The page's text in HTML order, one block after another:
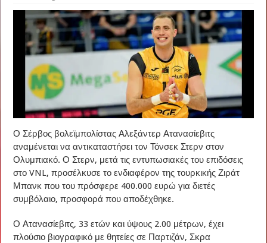
Ο Σέρβος βολεϊμπολίστας Αλεξάντερ Ατανασίεβιτς
αναμένεται να αντικαταστήσει τον Τόνσεκ Στερν στον
Ολυμπιακό. Ο Στερν, μετά τις εντυπωσιακές του επιδόσεις
στο VNL, προσέλκυσε το ενδιαφέρον της τουρκικής Ζιράτ
Μπανκ που του πρόσφερε 400.000 ευρώ για διετές
συμβόλαιο, προσφορά που αποδέχθηκε.
Ο Ατανασίεβιτς, 33 ετών και ύψους 2.00 μέτρων, έχει
πλούσιο βιογραφικό με θητείες σε Παρτιζάν, Σκρα